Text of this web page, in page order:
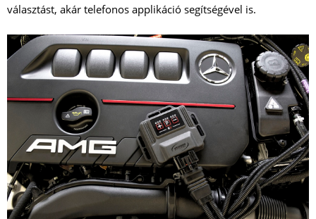
választást, akár telefonos applikáció segítségével is.